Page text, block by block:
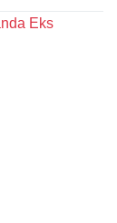
Eks